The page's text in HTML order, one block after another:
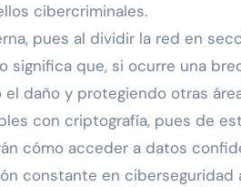
cibercriminales.
pues al dividir la red en
significa que, si ocurre una
el daño y protegiendo otras
con criptografía, pues de
cómo acceder a datos
constante en ciberseguridad